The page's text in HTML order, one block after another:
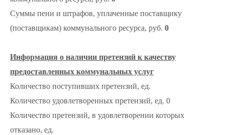
Суммы пени и штрафов, уплаченные поставщику
(поставщикам) коммунального ресурса, руб. 0
Информация о наличии претензий к качеству
предоставленных коммунальных услуг
Количество поступивших претензий, ед.
Количество удовлетворенных претензий, ед. 0
Количество претензий, в удовлетворении которых
отказано, ед.